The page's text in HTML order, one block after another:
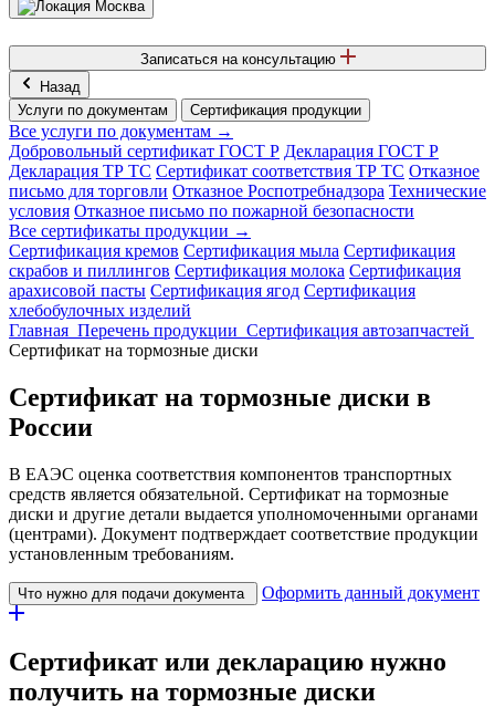
Москва
Записаться на консультацию
Назад
Услуги по документам
Сертификация продукции
Все услуги по документам →
Добровольный сертификат ГОСТ Р Декларация ГОСТ Р
Декларация ТР ТС Сертификат соответствия ТР ТС Отказное
письмо для торговли Отказное Роспотребнадзора Технические
условия Отказное письмо по пожарной безопасности
Все сертификаты продукции →
Сертификация кремов Сертификация мыла Сертификация
скрабов и пиллингов Сертификация молока Сертификация
арахисовой пасты Сертификация ягод Сертификация
хлебобулочных изделий
Главная Перечень продукции Сертификация автозапчастей
Сертификат на тормозные диски
Сертификат на тормозные диски в
России
В ЕАЭС оценка соответствия компонентов транспортных
средств является обязательной. Сертификат на тормозные
диски и другие детали выдается уполномоченными органами
(центрами). Документ подтверждает соответствие продукции
установленным требованиям.
Что нужно для подачи документа Оформить данный документ
Сертификат или декларацию нужно
получить на тормозные диски